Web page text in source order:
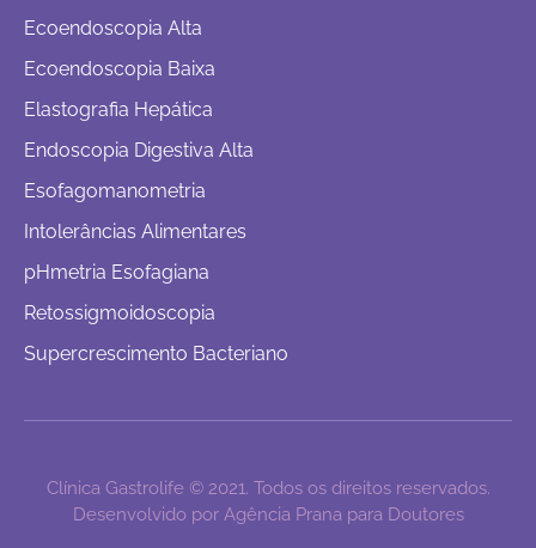
Ecoendoscopia Alta
Ecoendoscopia Baixa
Elastografia Hepática
Endoscopia Digestiva Alta
Esofagomanometria
Intolerâncias Alimentares
pHmetria Esofagiana
Retossigmoidoscopia
Supercrescimento Bacteriano
Clínica Gastrolife © 2021. Todos os direitos reservados.
Desenvolvido por Agência Prana para Doutores